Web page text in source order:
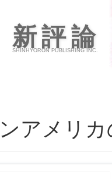
新評論
SHINHYORON PUBLISHING INC.
アメリカ